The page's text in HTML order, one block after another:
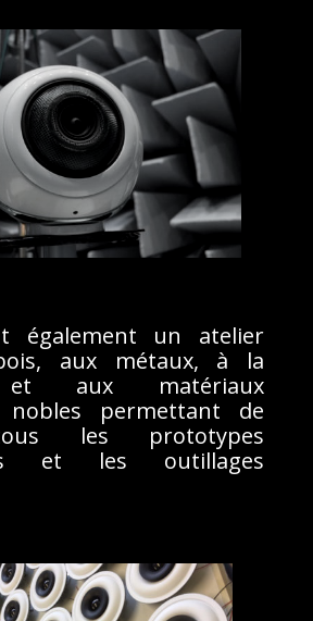
également un atelier
aux métaux, à la
et aux matériaux
nobles permettant de
les prototypes
et les outillages